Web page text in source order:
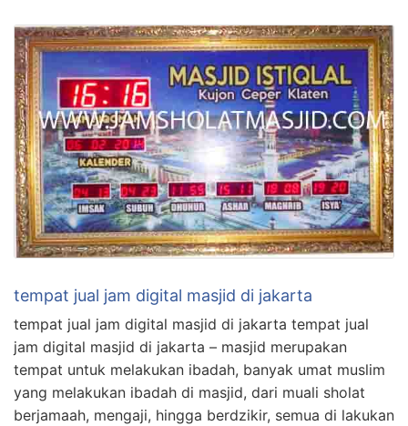
tempat jual jam digital masjid di jakarta
tempat jual jam digital masjid di jakarta tempat jual
jam digital masjid di jakarta – masjid merupakan
tempat untuk melakukan ibadah, banyak umat muslim
yang melakukan ibadah di masjid, dari muali sholat
berjamaah, mengaji, hingga berdzikir, semua di lakukan